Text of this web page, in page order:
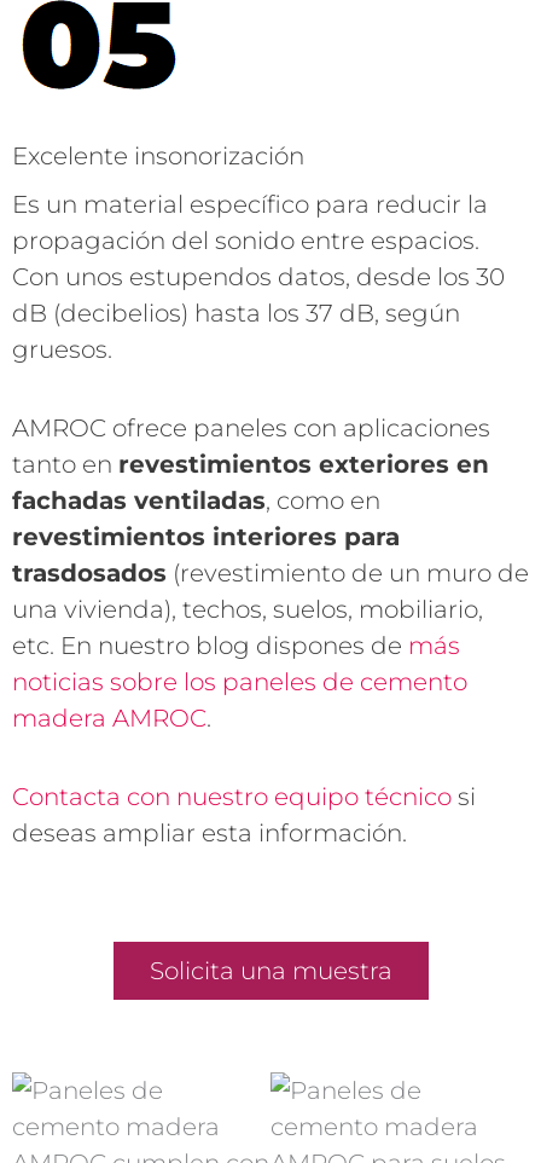
Excelente insonorización
Es un material específico para reducir la
propagación del sonido entre espacios.
Con unos estupendos datos, desde los 30
dB (decibelios) hasta los 37 dB, según
gruesos.
AMROC ofrece paneles con aplicaciones
tanto en revestimientos exteriores en
fachadas ventiladas, como en
revestimientos interiores para
trasdosados (revestimiento de un muro de
una vivienda), techos, suelos, mobiliario,
etc. En nuestro blog dispones de más
noticias sobre los paneles de cemento
madera AMROC.
Contacta con nuestro equipo técnico si
deseas ampliar esta información.
Solicita una muestra